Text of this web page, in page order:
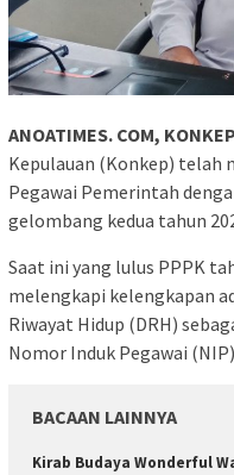
ANOATIMES. COM, KONKEP
Kepulauan (Konkep) telah
Pegawai Pemerintah
gelombang kedua tahun
Saat ini yang lulus PPPK
melengkapi kelengkapan
Riwayat Hidup (DRH)
Nomor Induk Pegawai
BACAAN LAINNYA
Kirab Budaya Wonderful